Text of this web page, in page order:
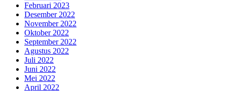
Februari 2023
Desember 2022
November 2022
Oktober 2022
September 2022
Agustus 2022
Juli 2022
Juni 2022
Mei 2022
April 2022